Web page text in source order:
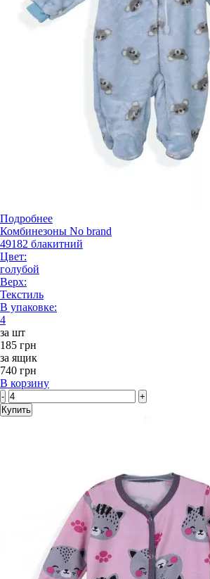
Подробнее
Комбинезоны No brand
49182 блакитний
Цвет:
голубой
Верх:
Текстиль
В упаковке:
4
за шт
185 грн
за ящик
740 грн
В корзину
-
+
Купить